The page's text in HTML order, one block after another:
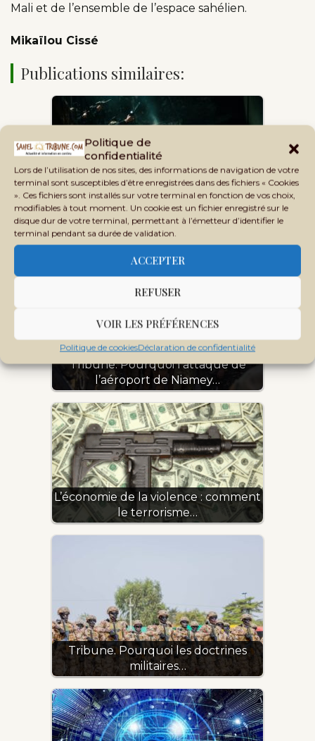
Politique de
confidentialité
Lors de l’utilisation de nos sites, des informations de navigation de votre
terminal sont susceptibles d’être enregistrées dans des fichiers « Cookies
». Ces fichiers sont installés sur votre terminal en fonction de vos choix,
modifiables à tout moment. Un cookie est un fichier enregistré sur le
disque dur de votre terminal, permettant à l’émetteur d’identifier le
terminal pendant sa durée de validation.
ACCEPTER
REFUSER
VOIR LES PRÉFÉRENCES
Politique de cookiesDéclaration de confidentialité
Mali et de l’ensemble de l’espace sahélien.
Mikaïlou Cissé
Publications similaires:
Une guerre sans fin : le terrorisme
dans l’ordre…
Tribune. Pourquoi l’attaque de
l’aéroport de Niamey…
L’économie de la violence : comment
le terrorisme…
Tribune. Pourquoi les doctrines
militaires…